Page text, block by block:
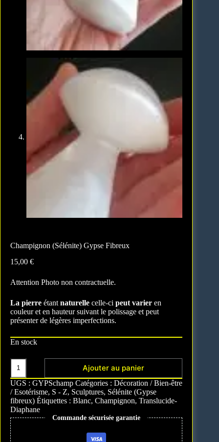
Champignon (Sélénite) Gypse Fibreux
15,00 €
Attention Photo non contractuelle.
La pierre étant naturelle celle-ci peut varier en
couleur et en hauteur suivant le polissage et peut
présenter de légères imperfections.
En stock
Ajouter au panier
A
l
t
e
r
n
a
UGS : GYPSchamp Catégories : Décoration / Bien-être
/ Esotérisme, S - Z, Sculptures, Sélénite (Gypse
fibreux) Étiquettes : Blanc, Champignon, Translucide-
Diaphane
Commande sécurisée garantie